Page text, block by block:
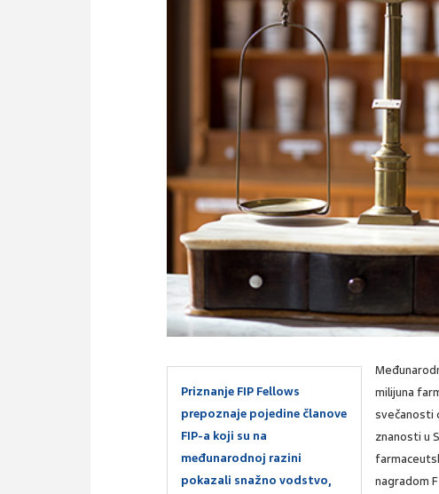
Priznanje FIP Fellows
prepoznaje pojedine članove
FIP-a koji su na
međunarodnoj razini
pokazali snažno vodstvo,
milijuna
svečanosti
znanosti u
nagradom